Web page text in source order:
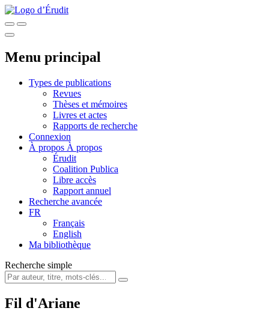
Menu principal
Types de publications
Revues
Thèses et mémoires
Livres et actes
Rapports de recherche
Connexion
À propos À propos
Érudit
Coalition Publica
Libre accès
Rapport annuel
Recherche avancée
FR
Français
English
Ma bibliothèque
Recherche simple
Fil d'Ariane